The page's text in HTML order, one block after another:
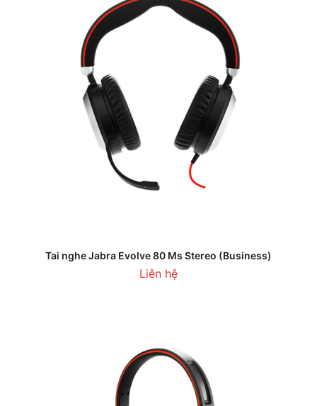
Tai nghe Jabra Evolve 80 Ms Stereo (Business)
Liên hệ